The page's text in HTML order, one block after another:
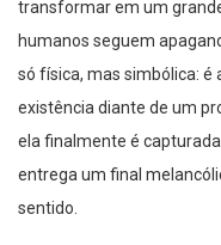
humanos seguem
só física, mas simbólica:
existência diante de um
ela finalmente é
entrega um final
sentido.